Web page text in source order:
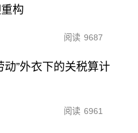
构
阅读 9687
动”外衣下的关税算计
阅读 6961